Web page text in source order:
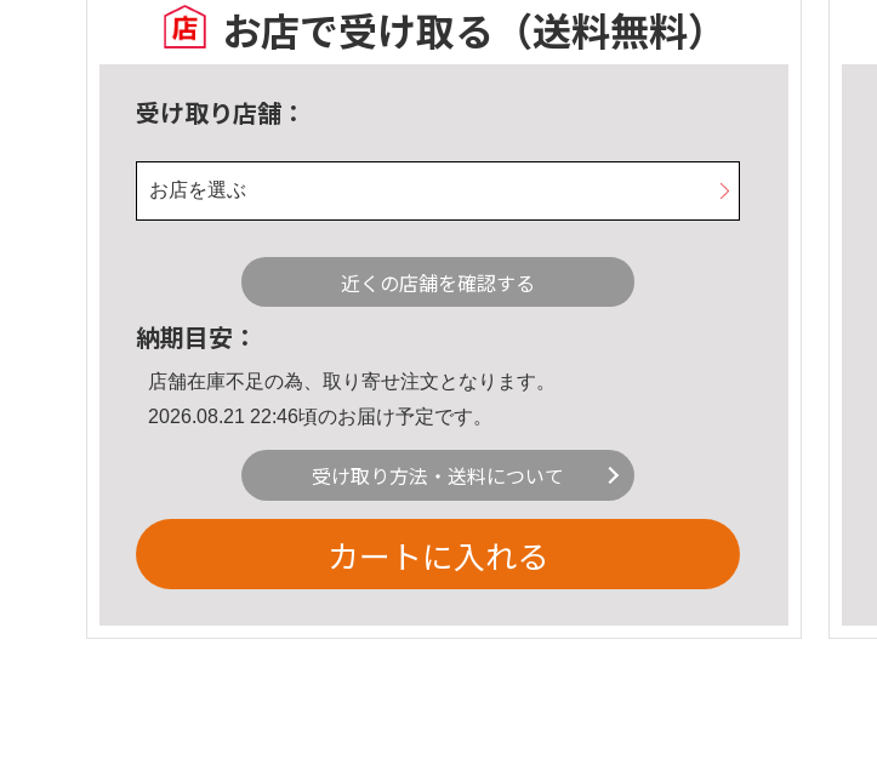
お店で受け取る （送料無料）
受け取り店舗：
お店を選ぶ
近くの店舗を確認する
納期目安：
店舗在庫不足の為、取り寄せ注文となります。
2026.08.21 22:46頃のお届け予定です。
受け取り方法・送料について
カートに入れる